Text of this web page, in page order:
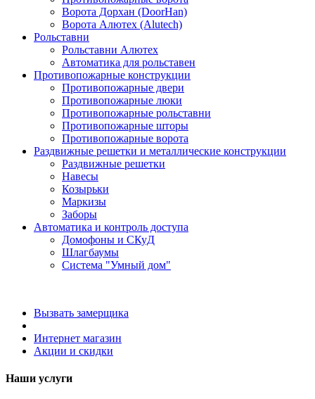
Ворота Дорхан (DoorHan)
Ворота Алютех (Alutech)
Рольставни
Рольставни Алютех
Автоматика для рольставен
Противопожарные конструкции
Противопожарные двери
Противопожарные люки
Противопожарные рольставни
Противопожарные шторы
Противопожарные ворота
Раздвижные решетки и металлические конструкции
Раздвижные решетки
Навесы
Козырьки
Маркизы
Заборы
Автоматика и контроль доступа
Домофоны и СКуД
Шлагбаумы
Система "Умный дом"
Вызвать замерщика
Интернет магазин
Акции и скидки
Наши услуги